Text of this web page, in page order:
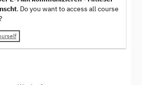
. Do you want to access all course